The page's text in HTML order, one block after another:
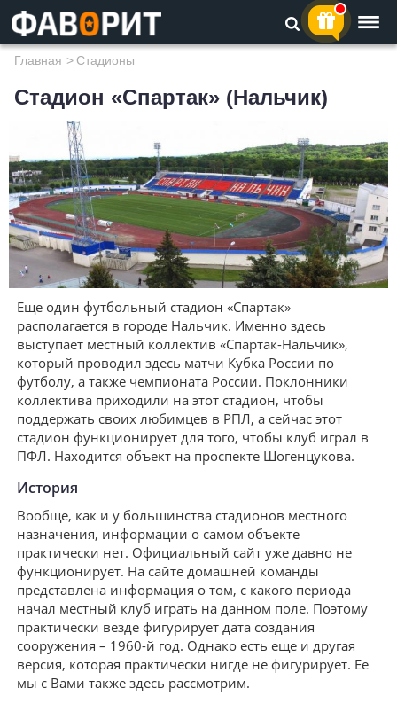
Главная > Стадионы
Стадион «Спартак» (Нальчик)
Еще один футбольный стадион «Спартак»
располагается в городе Нальчик. Именно здесь
выступает местный коллектив «Спартак-Нальчик»,
который проводил здесь матчи Кубка России по
футболу, а также чемпионата России. Поклонники
коллектива приходили на этот стадион, чтобы
поддержать своих любимцев в РПЛ, а сейчас этот
стадион функционирует для того, чтобы клуб играл в
ПФЛ. Находится объект на проспекте Шогенцукова.
История
Вообще, как и у большинства стадионов местного
назначения, информации о самом объекте
практически нет. Официальный сайт уже давно не
функционирует. На сайте домашней команды
представлена информация о том, с какого периода
начал местный клуб играть на данном поле. Поэтому
практически везде фигурирует дата создания
сооружения – 1960-й год. Однако есть еще и другая
версия, которая практически нигде не фигурирует. Ее
мы с Вами также здесь рассмотрим.